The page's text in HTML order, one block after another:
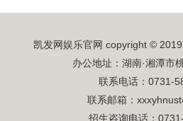
凯发网娱乐官网 copyright ©
办公地址：湖南·湘潭市
联系电话：0731-
联系邮箱：
招生咨询电话：